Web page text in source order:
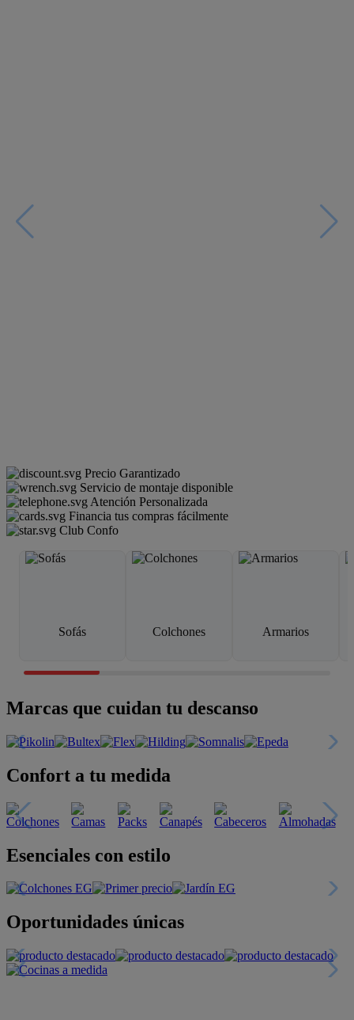
Precio Garantizado
Servicio de montaje disponible
Atención Personalizada
Financia tus compras fácilmente
Club Confo
Sofás Colchones Armarios
Marcas que cuidan tu descanso
Confort a tu medida
Esenciales con estilo
Oportunidades únicas